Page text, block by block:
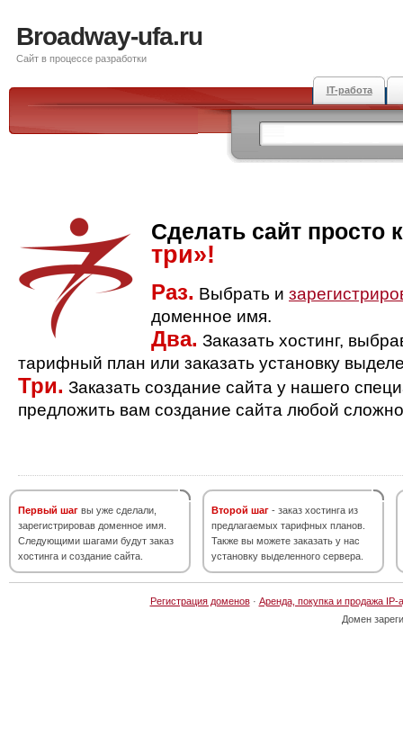
Broadway-ufa.ru
Сайт в процессе разработки
IT-работа
Сделать сайт просто
три»!
Раз. Выбрать и
доменное имя.
Два. Заказать хостинг,
тарифный план или заказать установку
Три. Заказать создание сайта у нашего
предложить вам создание сайта любой
Первый шаг вы уже сделали,
зарегистрировав доменное имя.
Следующими шагами будут заказ
хостинга и создание сайта.
Второй шаг - заказ хостинга из
предлагаемых тарифных планов.
Также вы можете заказать у нас
установку выделенного сервера.
Регистрация доменов· Аренда, покупка и продажа IP-
Домен